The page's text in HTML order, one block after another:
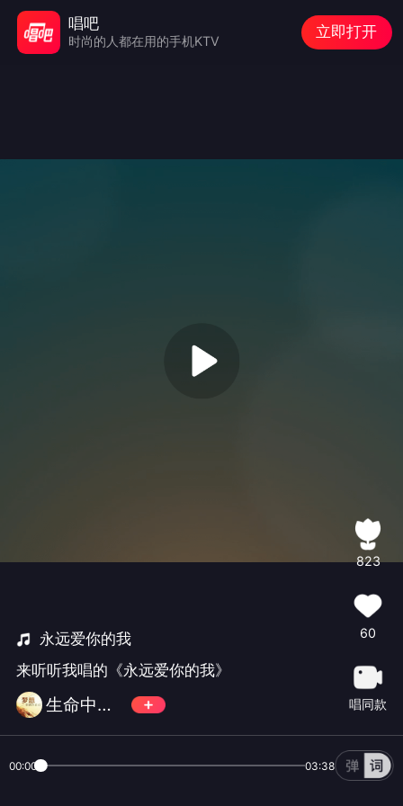
永远爱你的我
来听听我唱的《永远爱你的我》
生命中最美的音符🎶
823
60
唱同款
00:00 03:38
唱吧
时尚的人都在用的手机KTV
立即打开